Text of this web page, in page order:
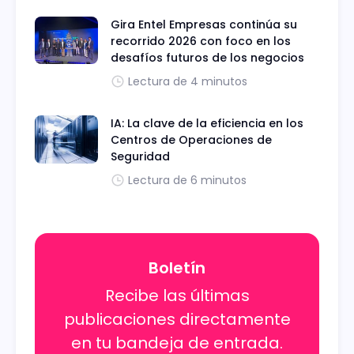
Gira Entel Empresas continúa su
recorrido 2026 con foco en los
desafíos futuros de los negocios
Lectura de 4 minutos
IA: La clave de la eficiencia en los
Centros de Operaciones de
Seguridad
Lectura de 6 minutos
Boletín
Recibe las últimas
publicaciones directamente
en tu bandeja de entrada.